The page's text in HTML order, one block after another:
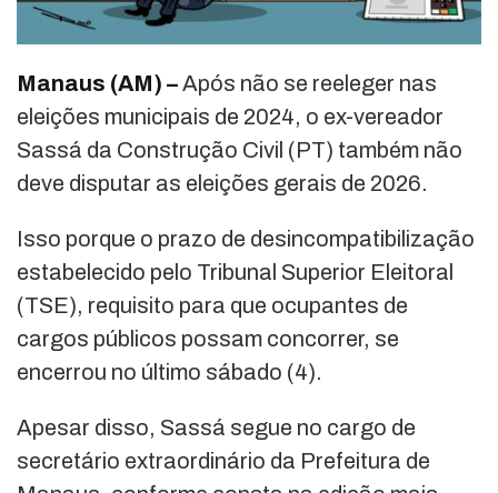
Manaus (AM) –Após não se reeleger nas
eleições municipais de 2024, o ex-vereador
Sassá da Construção Civil (PT) também não
deve disputar as eleições gerais de 2026.
Isso porque o prazo de desincompatibilização
estabelecido pelo Tribunal Superior Eleitoral
(TSE), requisito para que ocupantes de
cargos públicos possam concorrer, se
encerrou no último sábado (4).
Apesar disso, Sassá segue no cargo de
secretário extraordinário da Prefeitura de